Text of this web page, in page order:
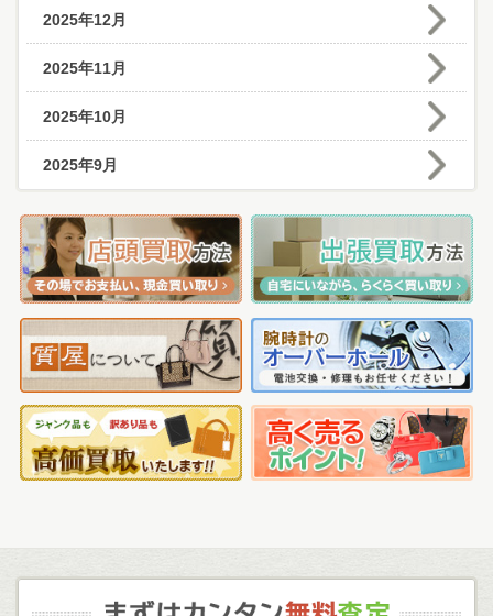
2025年12月
2025年11月
2025年10月
2025年9月